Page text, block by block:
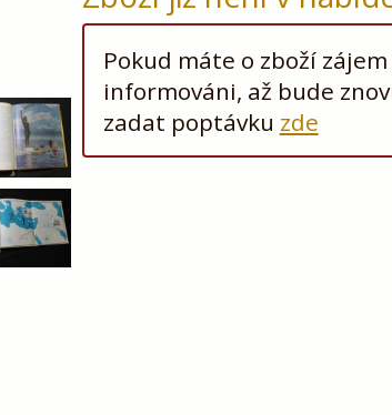
Pokud máte o zboží
informováni, až bude
zadat poptávku zde